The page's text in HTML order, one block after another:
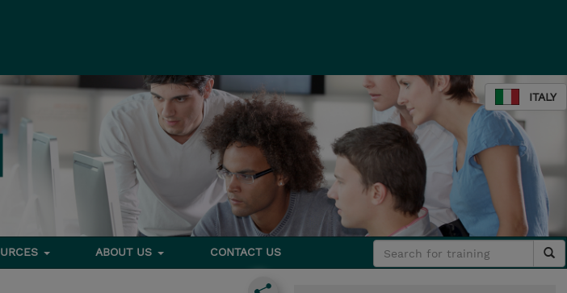
ITALY
ABOUT US CONTACT US